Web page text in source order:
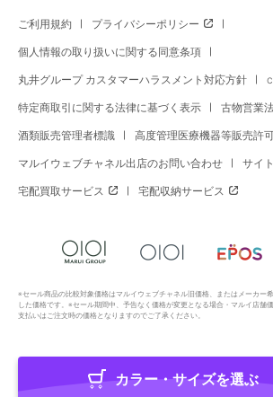
ご利用規約 プライバシーポリシー
個人情報の取り扱いに関する同意条項
丸井グループ カスタマーハラスメント対応方針
特定商取引に関する法律に基づく表示 古物営業
酒類販売管理者標識 高度管理医療機器等販売許
マルイウェブチャネル出店のお問い合わせ サイ
宅配買取サービス 宅配収納サービス
※セール商品の比較対象価格はマルイウェブチャネル旧価格、またはメーカー
した価格です。※セール期間中、予告なく価格が変更となる場合・マルイ店舗
支払いはご注文時の価格となりますのでご了承ください。
Copyright All Rights Reserved. MARUI
カラー・サイズを選ぶ